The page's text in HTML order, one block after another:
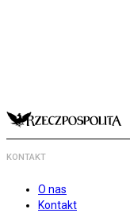
KONTAKT
O nas
Kontakt